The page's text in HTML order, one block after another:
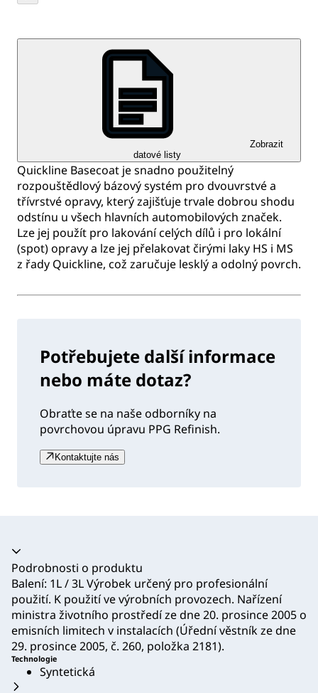
Zobrazit
datové listy
Quickline Basecoat je snadno použitelný
rozpouštědlový bázový systém pro dvouvrstvé a
třívrstvé opravy, který zajišťuje trvale dobrou shodu
odstínu u všech hlavních automobilových značek.
Lze jej použít pro lakování celých dílů i pro lokální
(spot) opravy a lze jej přelakovat čirými laky HS i MS
z řady Quickline, což zaručuje lesklý a odolný povrch.
Potřebujete další informace
nebo máte dotaz?
Obraťte se na naše odborníky na
povrchovou úpravu PPG Refinish.
Kontaktujte nás
Akordeon se zhroutil
Podrobnosti o produktu
Balení: 1L / 3L Výrobek určený pro profesionální
použití. K použití ve výrobních provozech. Nařízení
ministra životního prostředí ze dne 20. prosince 2005 o
emisních limitech v instalacích (Úřední věstník ze dne
29. prosince 2005, č. 260, položka 2181).
Technologie
Syntetická